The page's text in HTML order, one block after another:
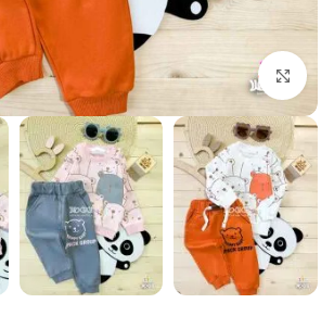
بزرگنمایی تصویر